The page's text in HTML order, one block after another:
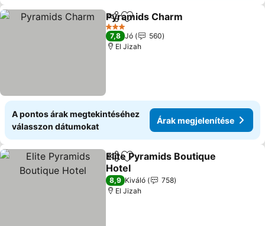
Megosztás
Hozzáadás a kedvencekhez
Pyramids Charm
3 Kategória
7,8 Jó
560
El Jizah
A pontos árak megtekintéséhez
válasszon dátumokat
Árak megjelenítése
Megosztás
Hozzáadás a kedvencekhez
Elite Pyramids Boutique
Hotel
Árak megjelenítése
8,9 Kiváló
758
El Jizah